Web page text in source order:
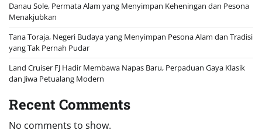
Danau Sole, Permata Alam yang Menyimpan Keheningan dan Pesona
Menakjubkan
Tana Toraja, Negeri Budaya yang Menyimpan Pesona Alam dan Tradisi
yang Tak Pernah Pudar
Land Cruiser FJ Hadir Membawa Napas Baru, Perpaduan Gaya Klasik
dan Jiwa Petualang Modern
Recent Comments
No comments to show.